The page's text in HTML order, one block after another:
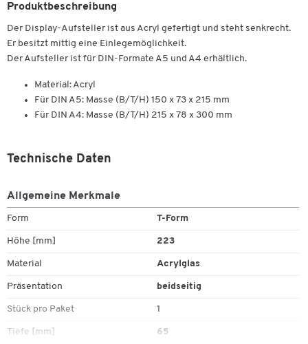
Produktbeschreibung
Der Display-Aufsteller ist aus Acryl gefertigt und steht senkrecht.
Er besitzt mittig eine Einlegemöglichkeit.
Der Aufsteller ist für DIN-Formate A5 und A4 erhältlich.
Material: Acryl
Für DIN A5: Masse (B/T/H) 150 x 73 x 215 mm
Für DIN A4: Masse (B/T/H) 215 x 78 x 300 mm
Technische Daten
Allgemeine Merkmale
Form T-Form
Höhe [mm] 223
Material Acrylglas
Präsentation beidseitig
Stück pro Paket 1
Tiefe [mm] 65